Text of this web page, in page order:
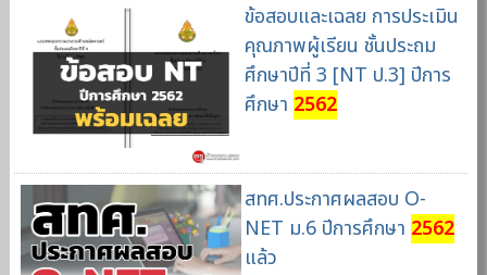
ข้อสอบและเฉลย การประเมิน
คุณภาพผู้เรียน ชั้นประถม
ศึกษาปีที่ 3 [NT ป.3] ปีการ
ศึกษา 2562
สทศ.ประกาศผลสอบ O-
NET ม.6 ปีการศึกษา 2562
แล้ว